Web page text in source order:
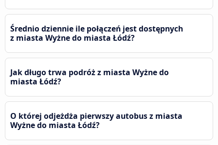
Średnio dziennie ile połączeń jest dostępnych
z miasta Wyżne do miasta Łódź?
Jak długo trwa podróż z miasta Wyżne do
miasta Łódź?
O której odjeżdża pierwszy autobus z miasta
Wyżne do miasta Łódź?